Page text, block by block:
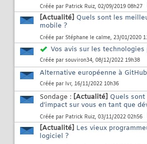
Créée par Patrick Ruiz, 02/09/2019 08h27
[Actualité] Quels sont les
mobile ?
Créée par Stéphane le calme, 23/01/2020
Vos avis sur les
Créée par souviron34, 08/12/2022 19h38
Alternative européenne à GitHub
Créée par lvr, 16/11/2022 10h36
Sondage : [Actualité] Quels
d’impact sur vous en tant que
Créée par Patrick Ruiz, 03/11/2022 02h56
[Actualité] Les vieux
logiciel ?